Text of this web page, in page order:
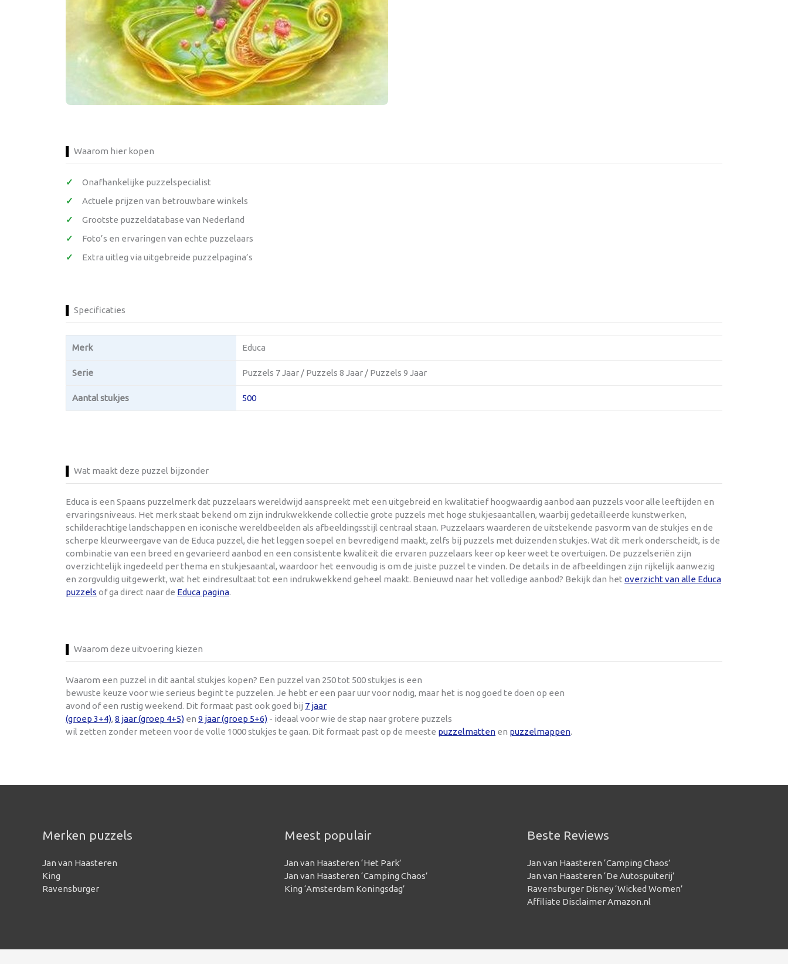
Waarom hier kopen
Onafhankelijke puzzelspecialist
Actuele prijzen van betrouwbare winkels
Grootste puzzeldatabase van Nederland
Foto’s en ervaringen van echte puzzelaars
Extra uitleg via uitgebreide puzzelpagina’s
Specificaties
Merk Educa
Serie Puzzels 7 Jaar / Puzzels 8 Jaar / Puzzels 9 Jaar
Aantal stukjes 500
Wat maakt deze puzzel bijzonder
Educa is een Spaans puzzelmerk dat puzzelaars wereldwijd aanspreekt met een uitgebreid en kwalitatief hoogwaardig aanbod aan puzzels voor alle leeftijden en
ervaringsniveaus. Het merk staat bekend om zijn indrukwekkende collectie grote puzzels met hoge stukjesaantallen, waarbij gedetailleerde kunstwerken,
schilderachtige landschappen en iconische wereldbeelden als afbeeldingsstijl centraal staan. Puzzelaars waarderen de uitstekende pasvorm van de stukjes en de
scherpe kleurweergave van de Educa puzzel, die het leggen soepel en bevredigend maakt, zelfs bij puzzels met duizenden stukjes. Wat dit merk onderscheidt, is de
combinatie van een breed en gevarieerd aanbod en een consistente kwaliteit die ervaren puzzelaars keer op keer weet te overtuigen. De puzzelseriën zijn
overzichtelijk ingedeeld per thema en stukjesaantal, waardoor het eenvoudig is om de juiste puzzel te vinden. De details in de afbeeldingen zijn rijkelijk aanwezig
en zorgvuldig uitgewerkt, wat het eindresultaat tot een indrukwekkend geheel maakt. Benieuwd naar het volledige aanbod? Bekijk dan het overzicht van alle Educa
puzzels of ga direct naar de Educa pagina.
Waarom deze uitvoering kiezen
Waarom een puzzel in dit aantal stukjes kopen? Een puzzel van 250 tot 500 stukjes is een
bewuste keuze voor wie serieus begint te puzzelen. Je hebt er een paar uur voor nodig, maar het is nog goed te doen op een
avond of een rustig weekend. Dit formaat past ook goed bij 7 jaar
(groep 3+4), 8 jaar (groep 4+5) en 9 jaar (groep 5+6) - ideaal voor wie de stap naar grotere puzzels
wil zetten zonder meteen voor de volle 1000 stukjes te gaan. Dit formaat past op de meeste puzzelmatten en puzzelmappen.
Merken puzzels
Jan van Haasteren
King
Ravensburger
Meest populair
Jan van Haasteren ‘Het Park’
Jan van Haasteren ‘Camping Chaos’
King ‘Amsterdam Koningsdag’
Beste Reviews
Jan van Haasteren ‘Camping Chaos’
Jan van Haasteren ‘De Autospuiterij’
Ravensburger Disney ‘Wicked Women’
Affiliate Disclaimer Amazon.nl